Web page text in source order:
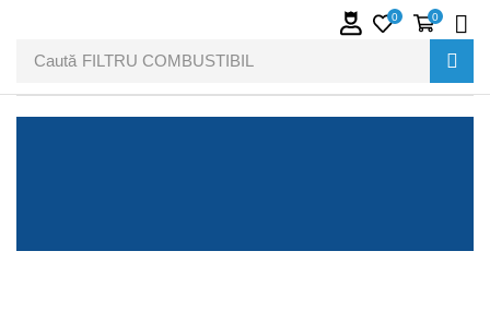
Caută FILTRU COMBUSTIBIL
0 0